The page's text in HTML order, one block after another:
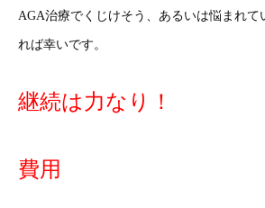
AGA治療でくじけそう、あるいは悩まれて
れば幸いです。
継続は力なり！
費用